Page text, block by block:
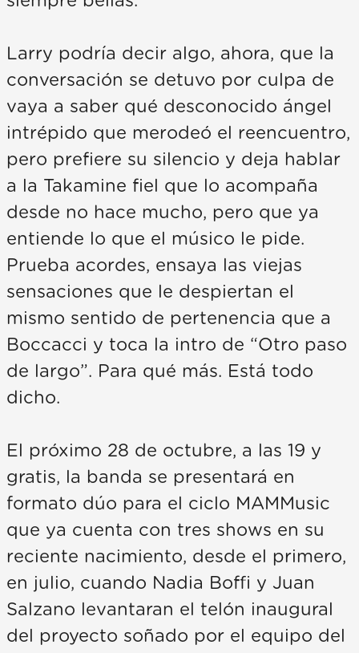
Larry podría decir algo, ahora, que la
conversación se detuvo por culpa de
vaya a saber qué desconocido ángel
intrépido que merodeó el reencuentro,
pero prefiere su silencio y deja hablar
a la Takamine fiel que lo acompaña
desde no hace mucho, pero que ya
entiende lo que el músico le pide.
Prueba acordes, ensaya las viejas
sensaciones que le despiertan el
mismo sentido de pertenencia que a
Boccacci y toca la intro de “Otro paso
de largo”. Para qué más. Está todo
dicho.
El próximo 28 de octubre, a las 19 y
gratis, la banda se presentará en
formato dúo para el ciclo MAMMusic
que ya cuenta con tres shows en su
reciente nacimiento, desde el primero,
en julio, cuando Nadia Boffi y Juan
Salzano levantaran el telón inaugural
del proyecto soñado por el equipo del